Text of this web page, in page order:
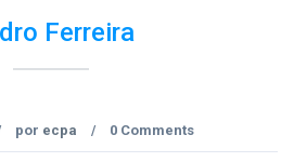
Ferreira
por ecpa / 0 Comments